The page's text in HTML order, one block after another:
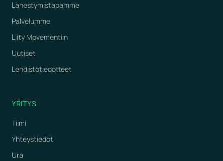
Lähestymistapamme
Palvelumme
Liity Movementiin
Uutiset
Lehdistötiedotteet
YRITYS
Tiimi
Yhteystiedot
Ura